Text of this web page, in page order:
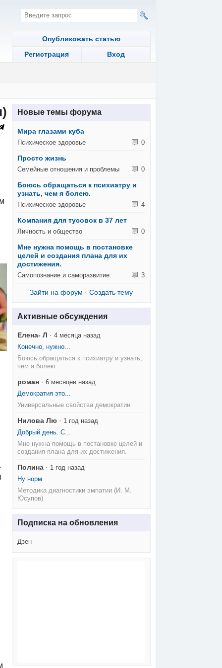
Опубликовать статью
Регистрация
Вход
Новые темы форума
Мира глазами куба
Психическое здоровье 0
Просто жизнь
Семейные отношения и проблемы 0
Боюсь обращаться к психиатру и
узнать, чем я болею.
Психическое здоровье 4
Компания для тусовок в 37 лет
Личность и общество 0
Мне нужна помощь в постановке
целей и создания плана для их
достижения.
Самопознание и саморазвитие 3
Зайти на форум · Создать тему
Активные обсуждения
Елена- Л ·4 месяца назад
Конечно, нужно...
Боюсь обращаться к психиатру и узнать,
чем я болею.
роман ·6 месяцев назад
Демократия это...
Универсальные свойства демократии
Нилова Лю · 1 год назад
Добрый день. С...
Мне нужна помощь в постановке целей и
создания плана для их достижения.
Полина · 1 год назад
Ну норм
Методика диагностики эмпатии (И. М.
Юсупов)
Подписка на обновления
Дзен